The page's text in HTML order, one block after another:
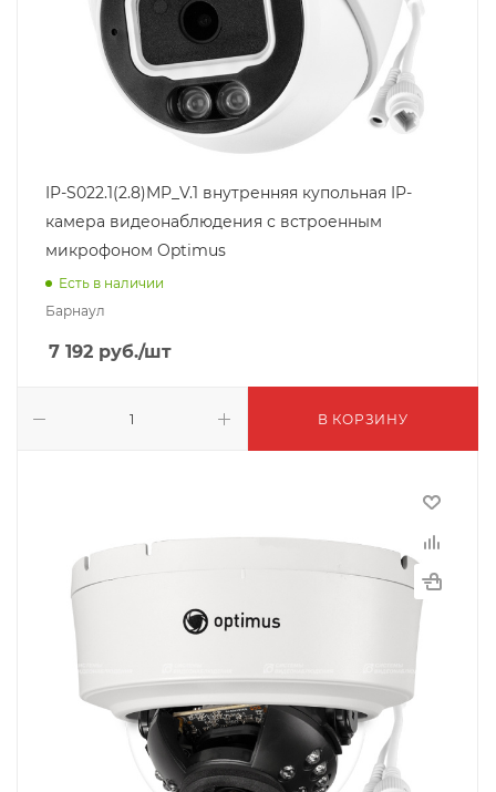
IP-S022.1(2.8)MP_V.1 внутренняя купольная IP-
камера видеонаблюдения с встроенным
микрофоном Optimus
Есть в наличии
Барнаул
7 192 руб./шт
В КОРЗИНУ